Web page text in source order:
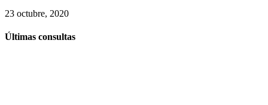
23 octubre, 2020
Últimas consultas